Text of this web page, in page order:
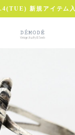
新規アイテム